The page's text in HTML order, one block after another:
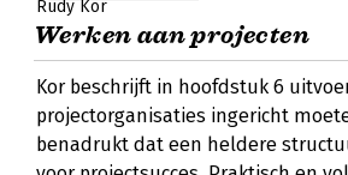
Rudy Kor
Werken aan projecten
Kor beschrijft in hoofdstuk 6
projectorganisaties ingericht
benadrukt dat een heldere